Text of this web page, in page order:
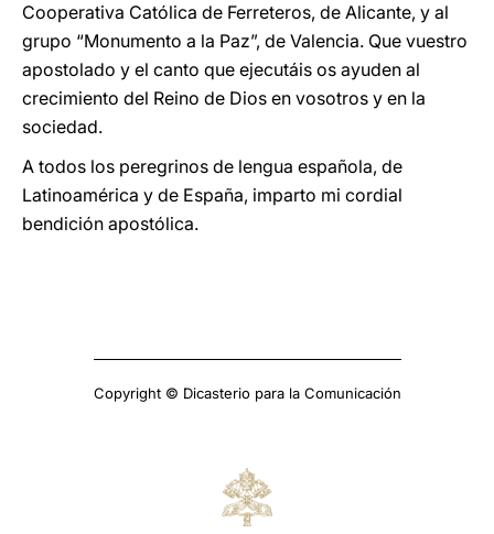
Cooperativa Católica de Ferreteros, de Alicante, y al
grupo “Monumento a la Paz”, de Valencia. Que vuestro
apostolado y el canto que ejecutáis os ayuden al
crecimiento del Reino de Dios en vosotros y en la
sociedad.
A todos los peregrinos de lengua española, de
Latinoamérica y de España, imparto mi cordial
bendición apostólica.
Copyright © Dicasterio para la Comunicación